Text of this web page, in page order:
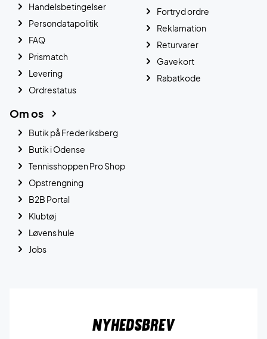
Handelsbetingelser
Persondatapolitik
FAQ
Prismatch
Levering
Ordrestatus
Fortryd ordre
Reklamation
Returvarer
Gavekort
Rabatkode
Om os
Butik på Frederiksberg
Butik i Odense
Tennisshoppen Pro Shop
Opstrengning
B2B Portal
Klubtøj
Løvens hule
Jobs
Nyhedsbrev